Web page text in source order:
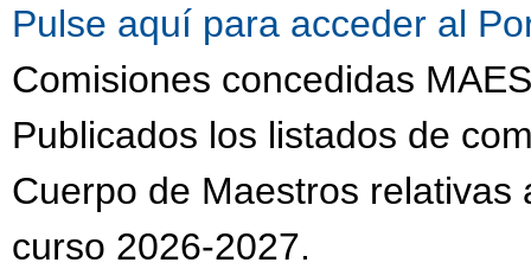
Pulse aquí para acceder al
Comisiones concedidas
Publicados los listados de
Cuerpo de Maestros
curso 2026-2027.